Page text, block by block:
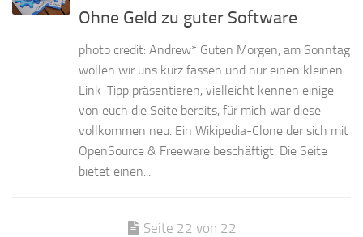
Ohne Geld zu guter Software
photo credit: Andrew* Guten Morgen, am Sonntag
wollen wir uns kurz fassen und nur einen kleinen
Link-Tipp präsentieren, vielleicht kennen einige
von euch die Seite bereits, für mich war diese
vollkommen neu. Ein Wikipedia-Clone der sich mit
OpenSource & Freeware beschäftigt. Die Seite
bietet einen...
Seite 22 von 22